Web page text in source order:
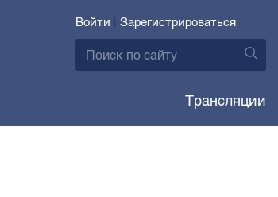
Войти | Зарегистрироваться
Трансляции